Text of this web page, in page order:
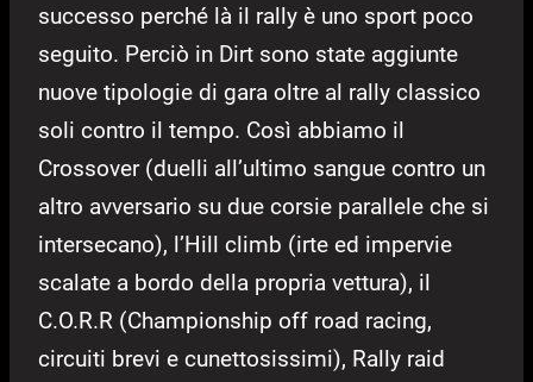
successo perché là il rally è uno sport poco
seguito. Perciò in Dirt sono state aggiunte
nuove tipologie di gara oltre al rally classico
soli contro il tempo. Così abbiamo il
Crossover (duelli all’ultimo sangue contro un
altro avversario su due corsie parallele che si
intersecano), l’Hill climb (irte ed impervie
scalate a bordo della propria vettura), il
C.O.R.R (Championship off road racing,
circuiti brevi e cunettosissimi), Rally raid